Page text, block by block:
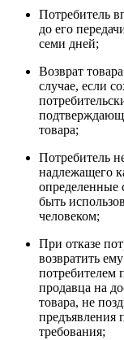
Потребитель
до его
семи дней;
Возврат
случае, если
товара;
Потребитель
надлежащего
определенные
быть
человеком;
При отказе
возвратить
потребителем
продавца на
товара, не
предъявления
требования;